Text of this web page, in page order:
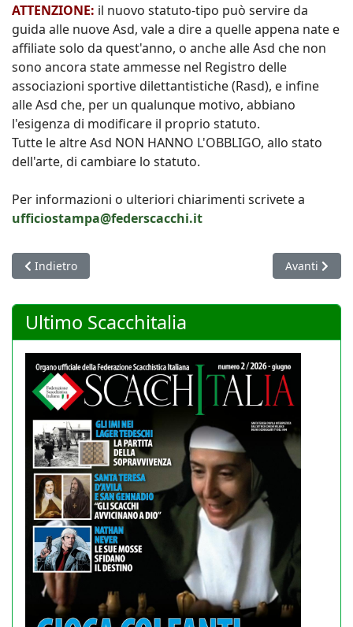
ATTENZIONE: il nuovo statuto-tipo può servire da
guida alle nuove Asd, vale a dire a quelle appena nate e
affiliate solo da quest'anno, o anche alle Asd che non
sono ancora state ammesse nel Registro delle
associazioni sportive dilettantistiche (Rasd), e infine
alle Asd che, per un qualunque motivo, abbiano
l'esigenza di modificare il proprio statuto.
Tutte le altre Asd NON HANNO L'OBBLIGO, allo stato
dell'arte, di cambiare lo statuto.
Per informazioni o ulteriori chiarimenti scrivete a
ufficiostampa@federscacchi.it
Articolo precedente: Lazio Scacchi Campione d'Italia per la
Indietro Articolo
Avanti
Ultimo Scacchitalia